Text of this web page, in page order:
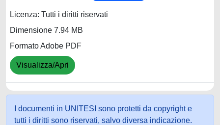
Licenza: Tutti i diritti riservati
Dimensione 7.94 MB
Formato Adobe PDF
Visualizza/Apri
I documenti in UNITESI sono protetti da copyright e
tutti i diritti sono riservati, salvo diversa indicazione.